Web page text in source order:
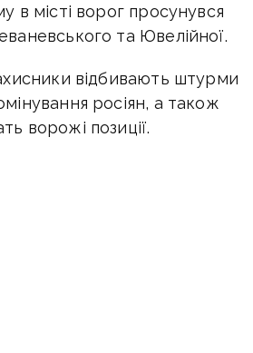
в місті ворог просунувся
та Ювелійної.
відбивають штурми
росіян, а також
ворожі позиції.